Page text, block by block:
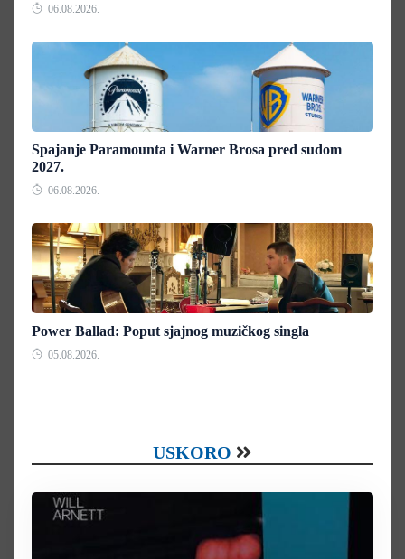
06.08.2026.
Spajanje Paramounta i Warner Brosa pred sudom
2027.
06.08.2026.
Power Ballad: Poput sjajnog muzičkog singla
05.08.2026.
USKORO